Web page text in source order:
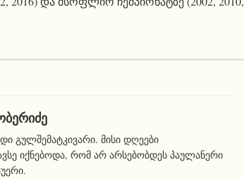
გულშემატკივარი. მისი დღეები
იქნებოდა, რომ არ არსებობდეს პაულანერი